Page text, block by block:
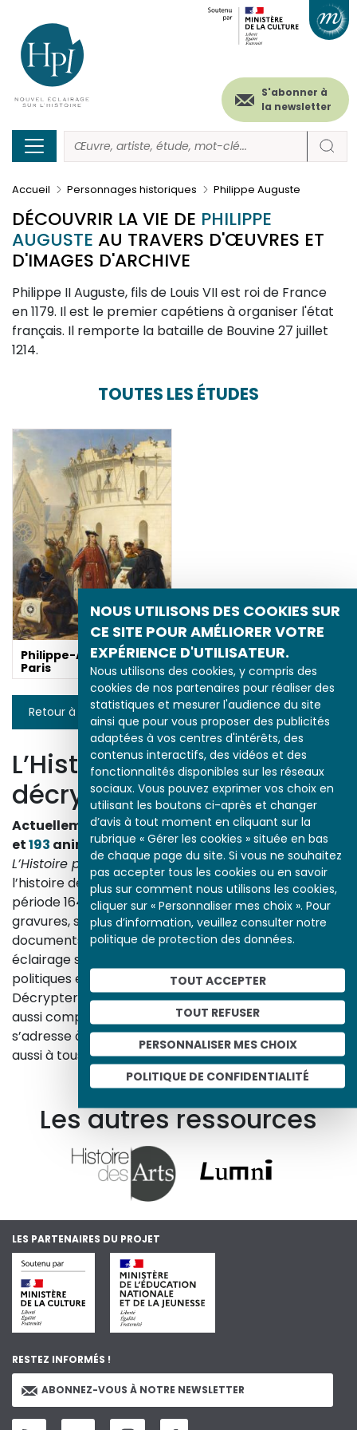
NOUS UTILISONS DES COOKIES SUR
CE SITE POUR AMÉLIORER VOTRE
EXPÉRIENCE D'UTILISATEUR.
Nous utilisons des cookies, y compris des
cookies de nos partenaires pour réaliser des
statistiques et mesurer l'audience du site
ainsi que pour vous proposer des publicités
adaptées à vos centres d'intérêts, des
contenus interactifs, des vidéos et des
fonctionnalités disponibles sur les réseaux
sociaux. Vous pouvez exprimer vos choix en
utilisant les boutons ci-après et changer
d’avis à tout moment en cliquant sur la
rubrique « Gérer les cookies » située en bas
de chaque page du site. Si vous ne souhaitez
pas accepter tous les cookies ou en savoir
plus sur comment nous utilisons les cookies,
cliquer sur « Personnaliser mes choix ». Pour
plus d’information, veuillez consulter notre
politique de protection des données.
TOUT ACCEPTER
TOUT REFUSER
PERSONNALISER MES CHOIX
POLITIQUE DE CONFIDENTIALITÉ
contenu
principal
Menu
secondaire
(header)
S'abonner à
la newsletter
Accueil Personnages historiques Philippe Auguste
DÉCOUVRIR LA VIE DE PHILIPPE
AUGUSTE AU TRAVERS D'ŒUVRES ET
D'IMAGES D'ARCHIVE
Description
Philippe II Auguste, fils de Louis VII est roi de France
en 1179. Il est le premier capétiens à organiser l'état
français. Il remporte la bataille de Bouvine 27 juillet
1214.
TOUTES LES ÉTUDES
Philippe-Auguste et
Paris
Retour à la liste
L’Histoire par l’image
décrypte l’histoire
Actuellement en ligne3153œuvres,1748études
et193 animations.
L’Histoire par l’imageexplore les événements de
l’histoire de France et les évolutions majeures de la
période 1643-1945. À travers des peintures, dessins,
gravures, sculptures, photographies, affiches,
documents d’archives, nos études proposent un
éclairage sur les réalités sociales, économiques,
politiques et culturelles d’une époque.
Décrypter les images et les événements d’hier, c’est
aussi comprendre ceux d’aujourd’hui. Un site qui
s’adresse à tous, famille, enseignants, élèves… mais
aussi à tous les curieux, amateurs d’art et d’histoire.
En savoir plus sur le projet
Les autres ressources
LES PARTENAIRES DU PROJET
RESTEZ INFORMÉS !
ABONNEZ-VOUS À NOTRE NEWSLETTER